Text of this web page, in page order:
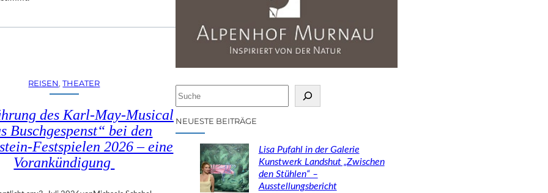
REISEN, THEATER
des Karl-May-Musical
Buschgespenst“ bei den
Festspielen 2026 – eine
Vorankündigung
S
u
c
h
NEUESTE BEITRÄGE
Lisa Pufahl in der Galerie
Kunstwerk Landshut „Zwischen
den Stühlen“ –
Ausstellungsbericht